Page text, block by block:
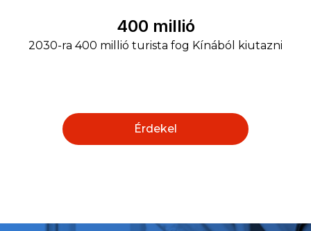
400 millió
2030-ra 400 millió turista fog Kínából kiutazni
Érdekel